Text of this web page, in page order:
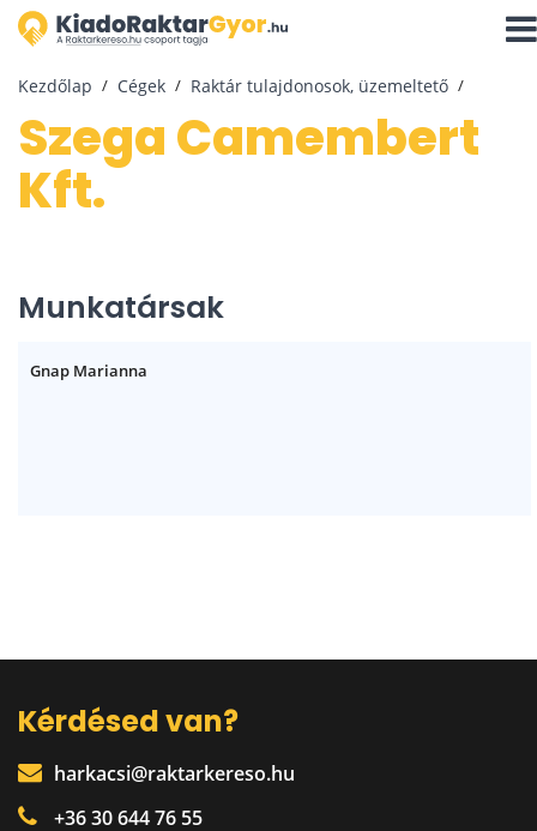
Kezdőlap Cégek Raktár tulajdonosok, üzemeltető
Szega Camembert
Kft.
Munkatársak
Gnap Marianna
Kérdésed van?
harkacsi@raktarkereso.hu
+36 30 644 76 55